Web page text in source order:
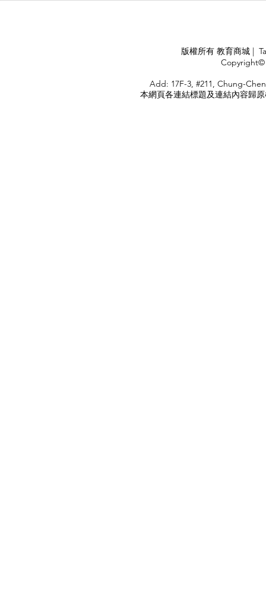
版權所有 教育商城 |
Copyright©
Add: 17F-3, #211, Chung-
本網頁各連結標題及連結內容歸